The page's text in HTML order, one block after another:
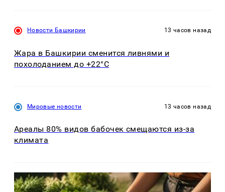
Новости Башкирии 13 часов назад
Жара в Башкирии сменится ливнями и
похолоданием до +22°C
Мировые новости 13 часов назад
Ареалы 80% видов бабочек смещаются из-за
климата